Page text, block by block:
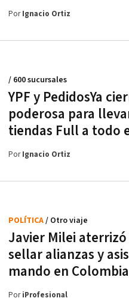
PorIgnacio Ortiz
YPF y PedidosYa
poderosa para
tiendas Full a todo
/ 600 sucursales
PorIgnacio Ortiz
Javier Milei
sellar alianzas y
mando en Colombia
POLÍTICA/ Otro viaje
PoriProfesional